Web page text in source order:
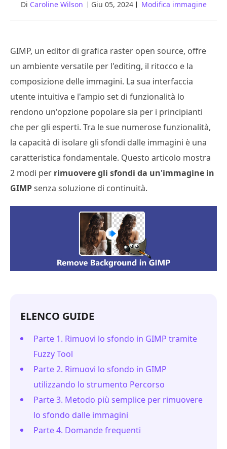
Di Caroline Wilson Giu 05, 2024 Modifica immagine
GIMP, un editor di grafica raster open source, offre
un ambiente versatile per l'editing, il ritocco e la
composizione delle immagini. La sua interfaccia
utente intuitiva e l'ampio set di funzionalità lo
rendono un'opzione popolare sia per i principianti
che per gli esperti. Tra le sue numerose funzionalità,
la capacità di isolare gli sfondi dalle immagini è una
caratteristica fondamentale. Questo articolo mostra
2 modi per rimuovere gli sfondi da un'immagine in
GIMPsenza soluzione di continuità.
ELENCO GUIDE
Parte 1. Rimuovi lo sfondo in GIMP tramite
Fuzzy Tool
Parte 2. Rimuovi lo sfondo in GIMP
utilizzando lo strumento Percorso
Parte 3. Metodo più semplice per rimuovere
lo sfondo dalle immagini
Parte 4. Domande frequenti